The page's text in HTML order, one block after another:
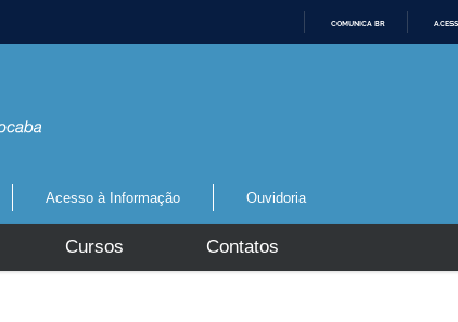
D
COMUNICA BR
Acesso à Informação Ouvidoria
Cursos Contatos